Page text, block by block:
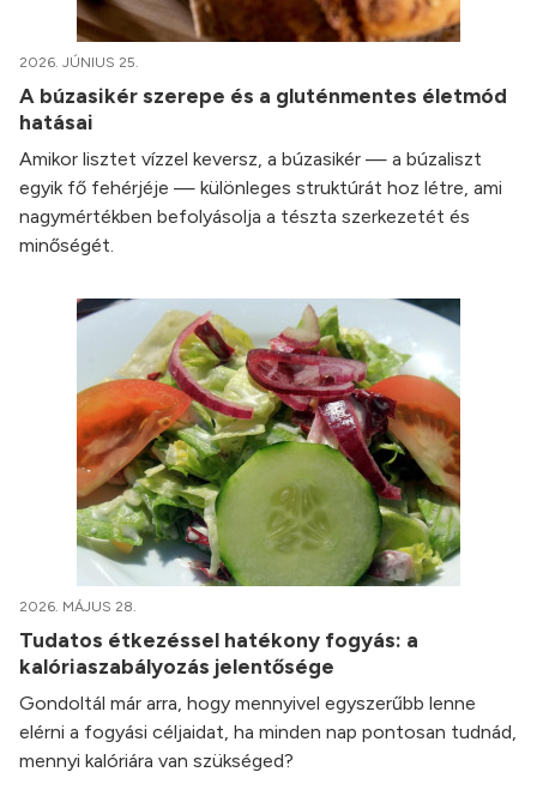
2026. JÚNIUS 25.
A búzasikér szerepe és a gluténmentes életmód
hatásai
Amikor lisztet vízzel keversz, a búzasikér — a búzaliszt
egyik fő fehérjéje — különleges struktúrát hoz létre, ami
nagymértékben befolyásolja a tészta szerkezetét és
minőségét.
2026. MÁJUS 28.
Tudatos étkezéssel hatékony fogyás: a
kalóriaszabályozás jelentősége
Gondoltál már arra, hogy mennyivel egyszerűbb lenne
elérni a fogyási céljaidat, ha minden nap pontosan tudnád,
mennyi kalóriára van szükséged?